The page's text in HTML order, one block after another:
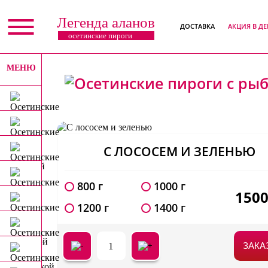
Легенда аланов
осетинские пироги
ДОСТАВКА АКЦИЯ В
МЕНЮ
X
С ЛОСОСЕМ И ЗЕЛЕНЬЮ
800 г
1000 г
1200 г
1400 г
1500
1